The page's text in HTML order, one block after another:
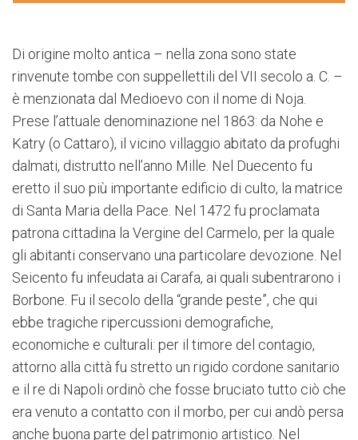
Di origine molto antica – nella zona sono state
rinvenute tombe con suppellettili del VII secolo a. C. –
è menzionata dal Medioevo con il nome di Noja.
Prese l’attuale denominazione nel 1863: da Nohe e
Katry (o Cattaro), il vicino villaggio abitato da profughi
dalmati, distrutto nell’anno Mille. Nel Duecento fu
eretto il suo più importante edificio di culto, la matrice
di Santa Maria della Pace. Nel 1472 fu proclamata
patrona cittadina la Vergine del Carmelo, per la quale
gli abitanti conservano una particolare devozione. Nel
Seicento fu infeudata ai Carafa, ai quali subentrarono i
Borbone. Fu il secolo della “grande peste”, che qui
ebbe tragiche ripercussioni demografiche,
economiche e culturali: per il timore del contagio,
attorno alla città fu stretto un rigido cordone sanitario
e il re di Napoli ordinò che fosse bruciato tutto ciò che
era venuto a contatto con il morbo, per cui andò persa
anche buona parte del patrimonio artistico. Nel